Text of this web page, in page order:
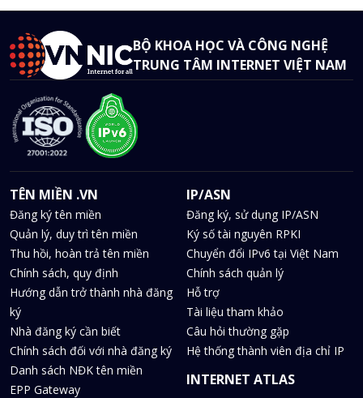
BỘ KHOA HỌC VÀ CÔNG NGHỆ
TRUNG TÂM INTERNET VIỆT NAM
TÊN MIỀN .VN
Đăng ký tên miền
Quản lý, duy trì tên miền
Thu hồi, hoàn trả tên miền
Chính sách, quy định
Hướng dẫn trở thành nhà đăng
ký
Nhà đăng ký cần biết
Chính sách đối với nhà đăng ký
Danh sách NĐK tên miền
EPP Gateway
IP/ASN
Đăng ký, sử dụng IP/ASN
Ký số tài nguyên RPKI
Chuyển đổi IPv6 tại Việt Nam
Chính sách quản lý
Hỗ trợ
Tài liệu tham khảo
Câu hỏi thường gặp
Hệ thống thành viên địa chỉ IP
INTERNET ATLAS